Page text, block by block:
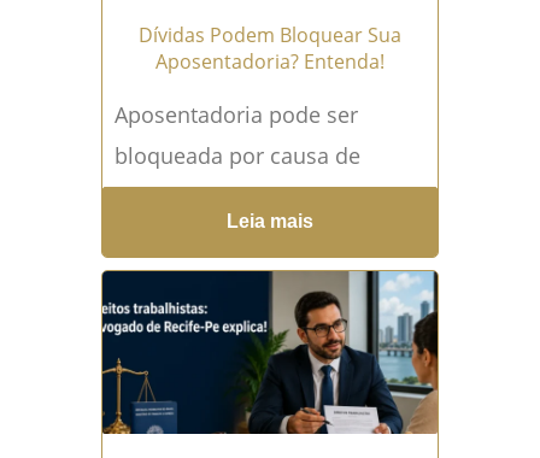
Dívidas Podem Bloquear Sua
Aposentadoria? Entenda!
Aposentadoria pode ser
bloqueada por causa de
dívidas? Essa dúvida preocupa
especialmente quem depende
do benefício para pagar
alimentação, medicamentos,
aluguel, consultas médicas...
Leia mais →
Leia mais